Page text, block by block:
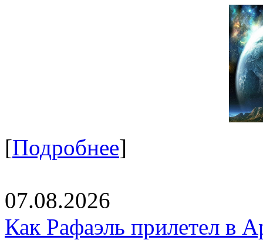
[Подробнее]
07.08.2026
Как Рафаэль прилетел в